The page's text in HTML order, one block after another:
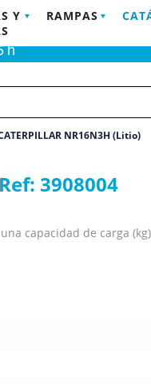
POSTVENTA
Y
RAMPAS
NR16N3H (Litio)
Ref: 3908004
capacidad de carga